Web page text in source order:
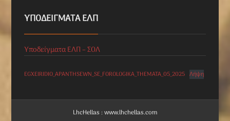
ΥΠΟΔΕΊΓΜΑΤΑ ΕΛΠ
Υποδείγματα ΕΛΠ – ΣΟΛ
EGXEIRIDIO_APANTHSEWN_SE_FOROLOGIKA_THEMATA_05_2025 Λήψη
LhcHellas : www.lhchellas.com